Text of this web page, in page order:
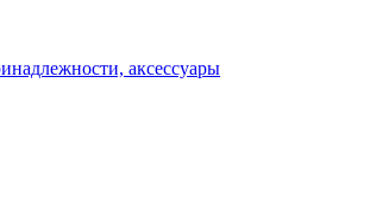
аксессуары